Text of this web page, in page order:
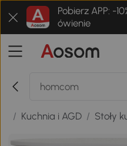
Pobierz APP: -
ówienie
/ Kuchnia i AGD / Stoły